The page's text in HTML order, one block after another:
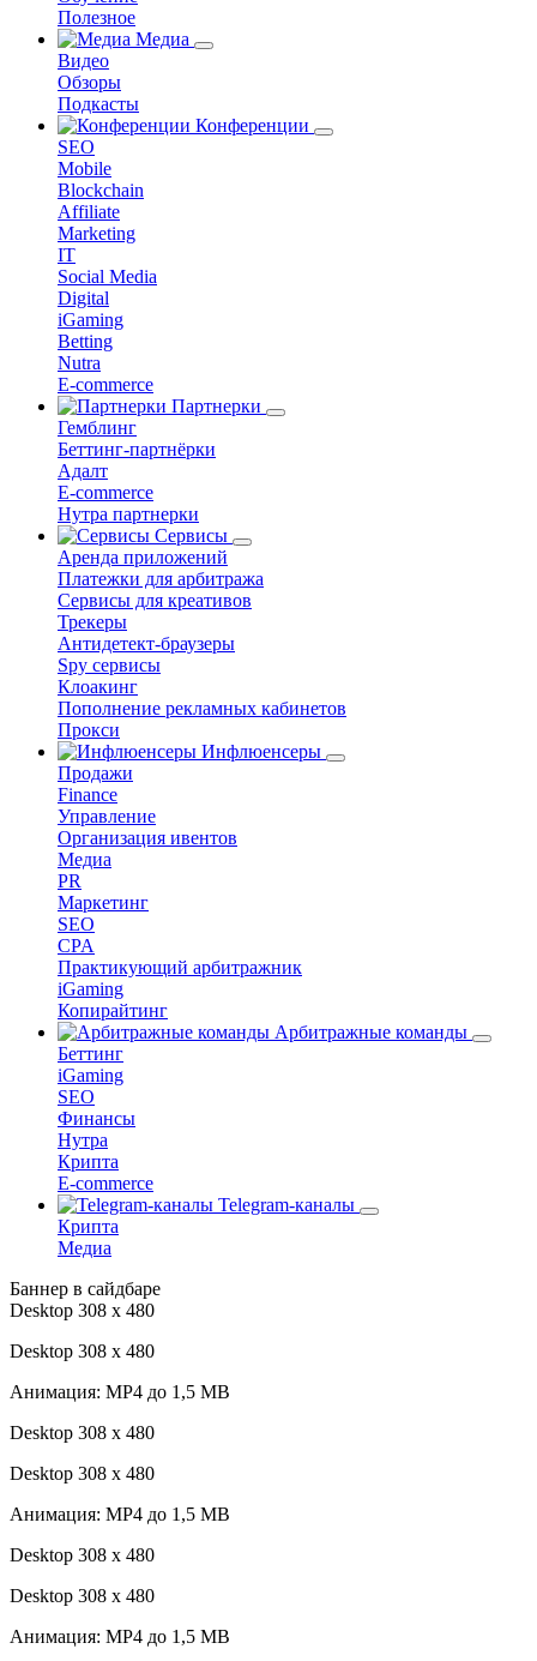
Полезное
Медиа
Видео
Обзоры
Подкасты
Конференции
SEO
Mobile
Blockchain
Affiliate
Marketing
IT
Social Media
Digital
iGaming
Betting
Nutra
E-commerce
Партнерки
Гемблинг
Беттинг-партнёрки
Адалт
E-commerce
Нутра партнерки
Сервисы
Аренда приложений
Платежки для арбитража
Сервисы для креативов
Трекеры
Антидетект-браузеры
Spy сервисы
Клоакинг
Пополнение рекламных кабинетов
Прокси
Инфлюенсеры
Продажи
Finance
Управление
Организация ивентов
Медиа
PR
Маркетинг
SEO
CPA
Практикующий арбитражник
iGaming
Копирайтинг
Арбитражные команды
Беттинг
iGaming
SEO
Финансы
Нутра
Крипта
E-commerce
Telegram-каналы
Крипта
Медиа
Баннер в сайдбаре
Desktop 308 х 480
Desktop 308 х 480
Анимация: MP4 до 1,5 MB
Desktop 308 х 480
Desktop 308 х 480
Анимация: MP4 до 1,5 MB
Desktop 308 х 480
Desktop 308 х 480
Анимация: MP4 до 1,5 MB